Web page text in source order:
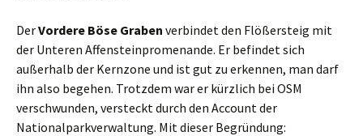
DerVordere Böse Graben verbindet den Flößersteig mit
der Unteren Affensteinpromenande. Er befindet sich
außerhalb der Kernzone und ist gut zu erkennen, man darf
ihn also begehen. Trotzdem war er kürzlich bei OSM
verschwunden, versteckt durch den Account der
Nationalparkverwaltung. Mit dieser Begründung: